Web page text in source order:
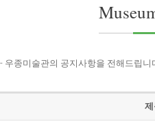
- 우종미술관의 공지사항을 전해드립니